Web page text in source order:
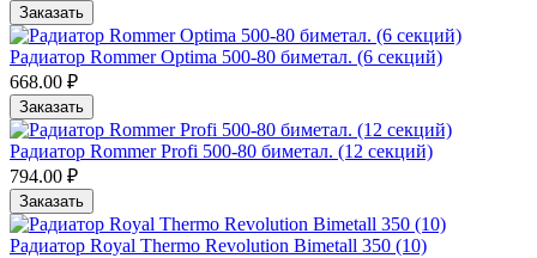
Заказать
Радиатор Rommer Optima 500-80 биметал. (6 секций)
668.00 ₽
Заказать
Радиатор Rommer Profi 500-80 биметал. (12 секций)
794.00 ₽
Заказать
Радиатор Royal Thermo Revolution Bimetall 350 (10)